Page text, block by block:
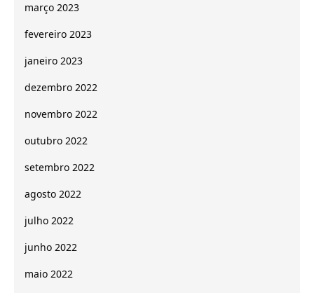
março 2023
fevereiro 2023
janeiro 2023
dezembro 2022
novembro 2022
outubro 2022
setembro 2022
agosto 2022
julho 2022
junho 2022
maio 2022